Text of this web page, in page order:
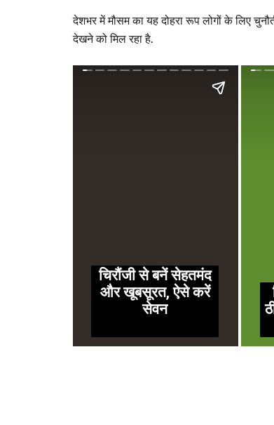
देशभर में मौसम का यह दोहरा रूप लोगों के लिए
देखने को मिल रहा है.